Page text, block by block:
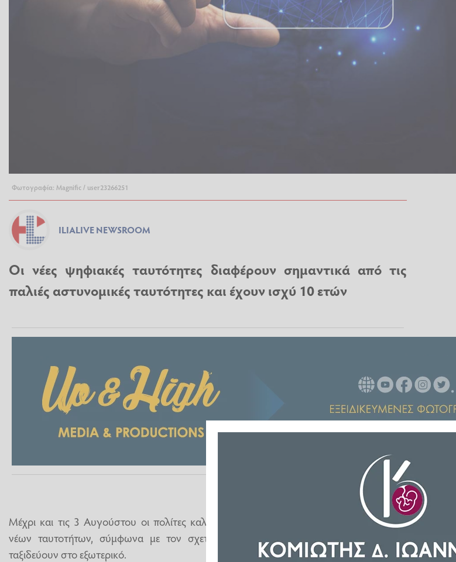
Φωτογραφία: Magnific / user23266251
ILIALIVE NEWSROOM
Οι νέες ψηφιακές ταυτότητες διαφέρουν σημαντικά από τις
παλιές αστυνομικές ταυτότητες και έχουν ισχύ 10 ετών
Μέχρι και τις 3 Αυγούστου οι πολίτες καλούνται να προχωρήσουν στην έκδοση των
νέων ταυτοτήτων, σύμφωνα με τον σχετικό ευρωπαϊκό κανονισμό, αν θέλουν να
ταξιδεύουν στο εξωτερικό.